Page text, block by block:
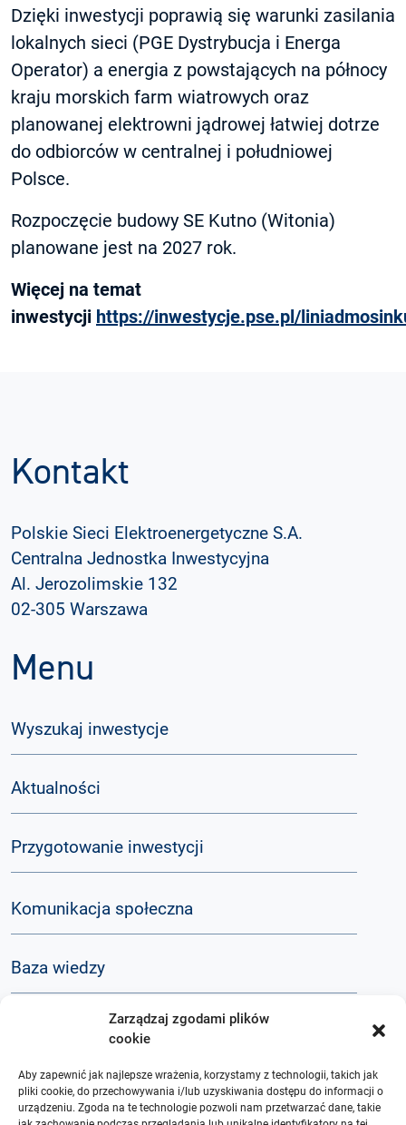
Zarządzaj zgodami plików
cookie
Aby zapewnić jak najlepsze wrażenia, korzystamy z technologii, takich jak
pliki cookie, do przechowywania i/lub uzyskiwania dostępu do informacji o
urządzeniu. Zgoda na te technologie pozwoli nam przetwarzać dane, takie
Dzięki inwestycji poprawią się warunki zasilania
lokalnych sieci (PGE Dystrybucja i Energa
Operator) a energia z powstających na północy
kraju morskich farm wiatrowych oraz
planowanej elektrowni jądrowej łatwiej dotrze
do odbiorców w centralnej i południowej
Polsce.
Rozpoczęcie budowy SE Kutno (Witonia)
planowane jest na 2027 rok.
Więcej na temat
inwestycji https://inwestycje.pse.pl/
Kontakt
Polskie Sieci Elektroenergetyczne S.A.
Centralna Jednostka Inwestycyjna
Al. Jerozolimskie 132
02-305 Warszawa
Menu
Wyszukaj inwestycje
Aktualności
Przygotowanie inwestycji
Komunikacja społeczna
Baza wiedzy
O nas